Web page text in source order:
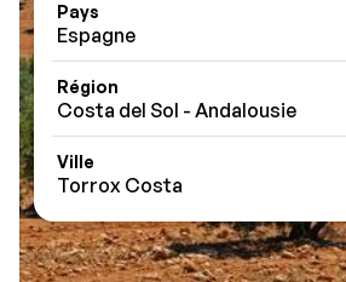
Pays
Espagne
Région
Costa del Sol - Andalousie
Ville
Torrox Costa